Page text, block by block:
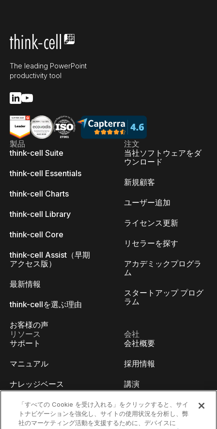
The leading PowerPoint
productivity tool
製品
think-cell Suite
think-cell Essentials
think-cell Charts
think-cell Library
think-cell Core
think-cell Assist（早期
アクセス版）
最新情報
think-cellを選ぶ理由
お客様の声
注文
当社ソフトウェアをダ
ウンロード
新規顧客
ユーザー追加
ライセンス更新
リセラーを探す
アカデミックプログラ
ム
スタートアップ プログ
ラム
リソース
サポート
マニュアル
ナレッジベース
think-cell Academy
ビデオチュートリアル
会社
会社概要
採用情報
講演
イベント
開発者ブログ
「すべての Cookie を受け入れる」をクリックすると、サイ
トナビゲーションを強化し、サイトの使用状況を分析し、弊
社のマーケティング活動を支援するために、デバイスに